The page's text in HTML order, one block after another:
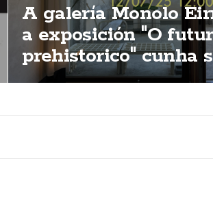
A galería Monolo
a exposición "O
prehistorico" cunha
vermú